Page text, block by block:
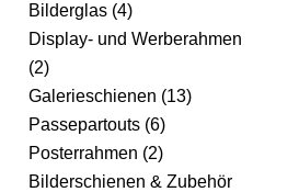
Bilderglas (4)
Display- und Werberahmen
(2)
Galerieschienen (13)
Passepartouts (6)
Posterrahmen (2)
Bilderschienen & Zubehör